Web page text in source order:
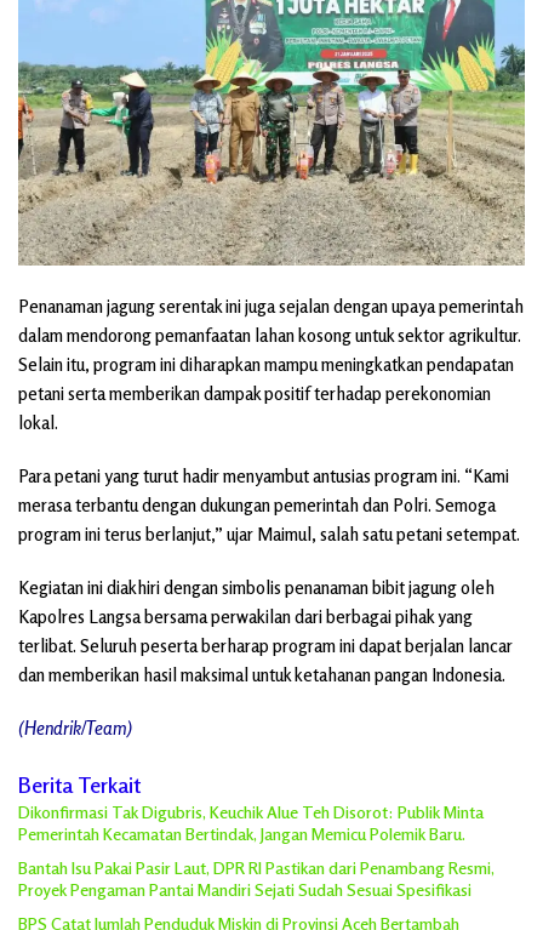
Penanaman jagung serentak ini juga sejalan dengan upaya pemerintah
dalam mendorong pemanfaatan lahan kosong untuk sektor agrikultur.
Selain itu, program ini diharapkan mampu meningkatkan pendapatan
petani serta memberikan dampak positif terhadap perekonomian
lokal.
Para petani yang turut hadir menyambut antusias program ini. “Kami
merasa terbantu dengan dukungan pemerintah dan Polri. Semoga
program ini terus berlanjut,” ujar Maimul, salah satu petani setempat.
Kegiatan ini diakhiri dengan simbolis penanaman bibit jagung oleh
Kapolres Langsa bersama perwakilan dari berbagai pihak yang
terlibat. Seluruh peserta berharap program ini dapat berjalan lancar
dan memberikan hasil maksimal untuk ketahanan pangan Indonesia.
(Hendrik/Team)
Berita Terkait
Dikonfirmasi Tak Digubris, Keuchik Alue Teh Disorot: Publik Minta
Pemerintah Kecamatan Bertindak, Jangan Memicu Polemik Baru.
Bantah Isu Pakai Pasir Laut, DPR RI Pastikan dari Penambang Resmi,
Proyek Pengaman Pantai Mandiri Sejati Sudah Sesuai Spesifikasi
BPS Catat Jumlah Penduduk Miskin di Provinsi Aceh Bertambah